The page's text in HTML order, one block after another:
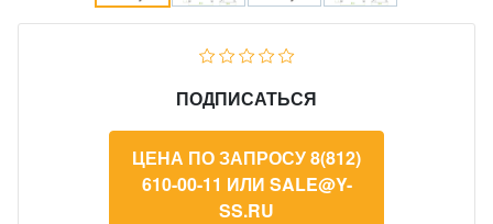
ПОДПИСАТЬСЯ
ЦЕНА ПО ЗАПРОСУ 8(812)
610-00-11 ИЛИ SALE@Y-
SS.RU